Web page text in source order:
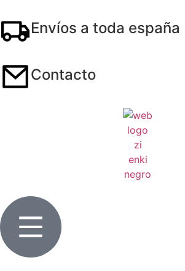
Envíos a toda españa
Contacto